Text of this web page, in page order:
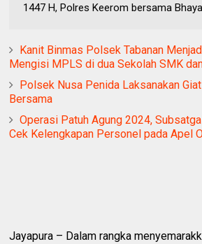
1447 H, Polres Keerom bersama
Kanit Binmas Polsek Tabanan
Mengisi MPLS di dua Sekolah SMK
Polsek Nusa Penida Laksanakan
Bersama
Operasi Patuh Agung 2024,
Cek Kelengkapan Personel pada Apel
Jayapura – Dalam rangka